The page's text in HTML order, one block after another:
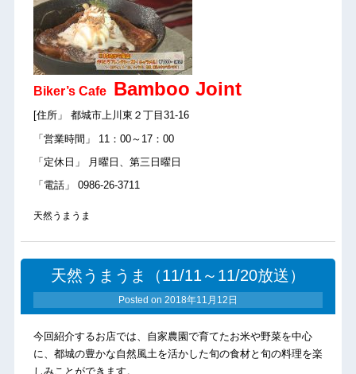
Biker’s Cafe Bamboo Joint
[住所」 都城市上川東２丁目31-16
「営業時間」 11：00～17：00
「定休日」 月曜日、第三日曜日
「電話」 0986-26-3711
天然うまうま
天然うまうま（11/11～11/20放送）
Posted on 2018年11月12日
今回紹介するお店では、自家農園で育てたお米や野菜を中心
に、都城の豊かな自然風土を活かした旬の食材と旬の料理を楽
しみことができます。